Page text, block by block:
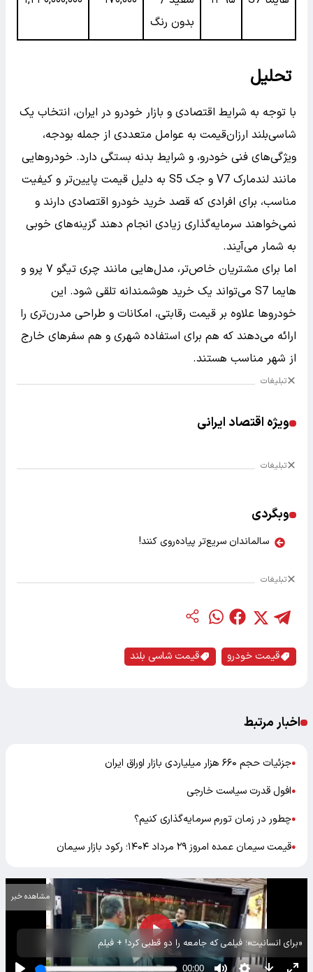
بدون رنگ
تحلیل
با توجه به شرایط اقتصادی و بازار خودرو در ایران، انتخاب یک
شاسی‌بلند ارزان‌قیمت به عوامل متعددی از جمله بودجه،
ویژگی‌های فنی خودرو، و شرایط بدنه بستگی دارد. خودروهایی
مانند لندمارک V7 و جک S5 به دلیل قیمت پایین‌تر و کیفیت
مناسب، برای افرادی که قصد خرید خودرو اقتصادی دارند و
نمی‌خواهند سرمایه‌گذاری زیادی انجام دهند گزینه‌های خوبی
به شمار می‌آیند.
اما برای مشتریان خاص‌تر، مدل‌هایی مانند چری تیگو ۷ پرو و
هایما S7 می‌تواند یک خرید هوشمندانه تلقی شود. این
خودروها علاوه بر قیمت رقابتی، امکانات و طراحی مدرن‌تری را
ارائه می‌دهند که هم برای استفاده شهری و هم سفرهای خارج
از شهر مناسب هستند.
تبلیغات
ویژه اقتصاد ایرانی
تبلیغات
وبگردی
سالماندان سریع‌تر پیاده‌روی کنند!
تبلیغات
قیمت خودرو قیمت شاسی بلند
اخبار مرتبط
●جزئیات حجم ۶۶۰ هزار میلیاردی بازار اوراق ایران
●افول قدرت سیاست خارجی
●چطور در زمان تورم سرمایه‌گذاری کنیم؟
●قیمت سیمان عمده امروز ۲۹ مرداد ۱۴۰۴؛ رکود بازار سیمان
«برای انسانیت»؛ فیلمی که جامعه را دو قطبی کرد! + فیلم
مشاهده خبر